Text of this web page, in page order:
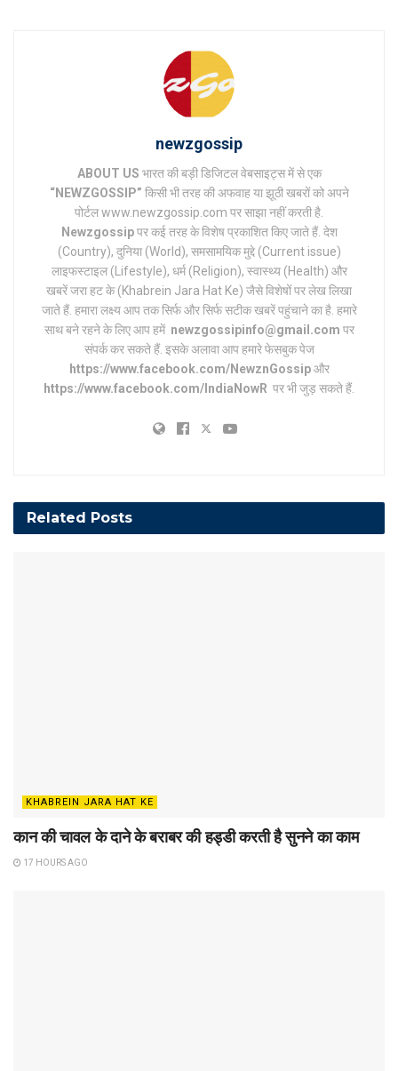
newzgossip
ABOUT US भारत की बड़ी डिजिटल वेबसाइट्स में से एक
“NEWZGOSSIP” किसी भी तरह की अफवाह या झूठी खबरों को अपने
पोर्टल www.newzgossip.com पर साझा नहीं करती है.
Newzgossipपर कई तरह के विशेष प्रकाशित किए जाते हैं. देश
(Country), दुनिया (World), समसामयिक मुद्दे (Current issue)
लाइफस्टाइल (Lifestyle), धर्म (Religion), स्वास्थ्य (Health) और
खबरें जरा हट के (Khabrein Jara Hat Ke) जैसे विशेषों पर लेख लिखा
जाते हैं. हमारा लक्ष्य आप तक सिर्फ और सिर्फ सटीक खबरें पहुंचाने का है. हमारे
साथ बने रहने के लिए आप हमें newzgossipinfo@gmail.com पर
संपर्क कर सकते हैं. इसके अलावा आप हमारे फेसबुक पेज
https://www.facebook.com/NewznGossipऔर
https://www.facebook.com/IndiaNowR पर भी जुड़ सकते हैं.
Related Posts
KHABREIN JARA HAT KE
कान की चावल के दाने के बराबर की हड्डी करती है सुनने का काम
17 HOURS AGO